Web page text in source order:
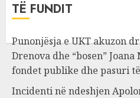
TË FUNDIT
Punonjësja e UKT akuzon
Drenova dhe “bosen”
fondet publike dhe pasuri
Incidenti në ndeshjen